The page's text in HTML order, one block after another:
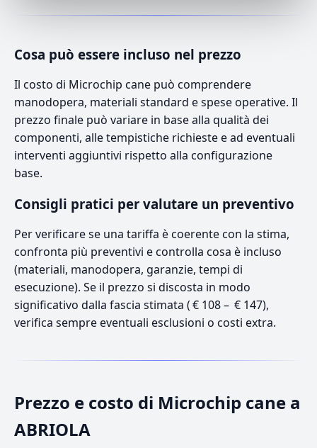
Cosa può essere incluso nel prezzo
Il costo di Microchip cane può comprendere
manodopera, materiali standard e spese operative. Il
prezzo finale può variare in base alla qualità dei
componenti, alle tempistiche richieste e ad eventuali
interventi aggiuntivi rispetto alla configurazione
base.
Consigli pratici per valutare un preventivo
Per verificare se una tariffa è coerente con la stima,
confronta più preventivi e controlla cosa è incluso
(materiali, manodopera, garanzie, tempi di
esecuzione). Se il prezzo si discosta in modo
significativo dalla fascia stimata ( € 108 – € 147),
verifica sempre eventuali esclusioni o costi extra.
Prezzo e costo di Microchip cane a
ABRIOLA